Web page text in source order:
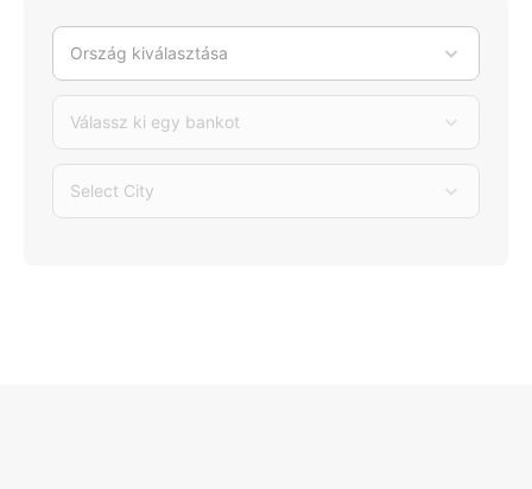
Ország kiválasztása
Válassz ki egy bankot
Select City